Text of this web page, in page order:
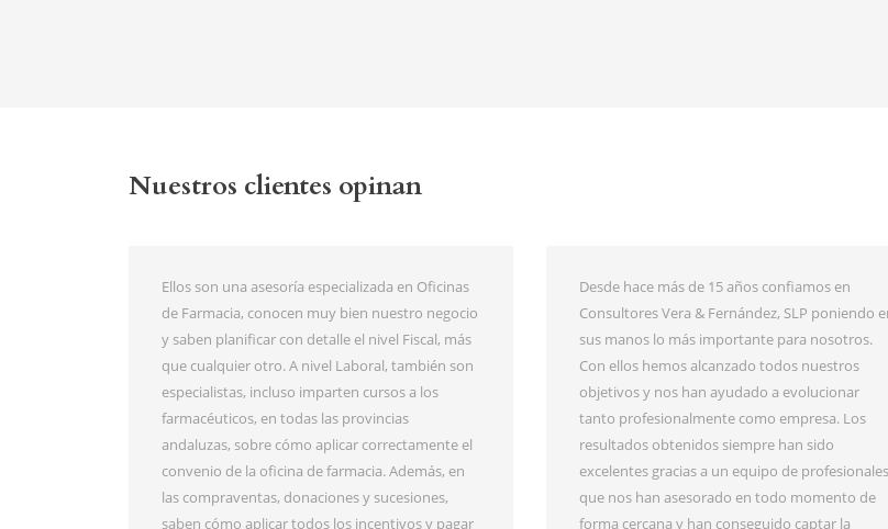
Nuestros clientes opinan
Desde hace más de 15 años confiamos en
Consultores Vera & Fernández, SLP poniendo en
sus manos lo más importante para nosotros.
Con ellos hemos alcanzado todos nuestros
objetivos y nos han ayudado a evolucionar
tanto profesionalmente como empresa. Los
resultados obtenidos siempre han sido
excelentes gracias a un equipo de profesionales
que nos han asesorado en todo momento de
forma cercana y han conseguido captar la
Hace más de 15 años que confiamos en
Consultores Vera & Fernández para que nos
ayuden con nuestra farmacia. Han sido muy
útiles para nosotros, nos han guiado de manera
cercana y han entendido la forma en que
queremos manejar nuestro negocio. Gracias a su
ayuda hemos logrado todos nuestros objetivos
y hemos evolucionado tanto como
profesionales como empresa. El equipo de
Consultores Vera & Fernández siempre ha sido